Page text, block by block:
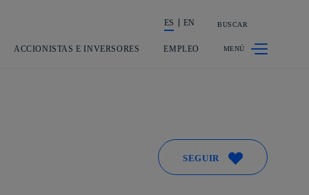
La acción en accionistas e inversores
ES EN BUSCAR
ACCIONISTAS E INVERSORES EMPLEO
SEGUIR